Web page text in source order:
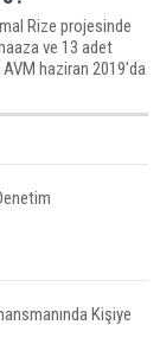
Rize projesinde
ve 13 adet
haziran 2019'da
Kişiye